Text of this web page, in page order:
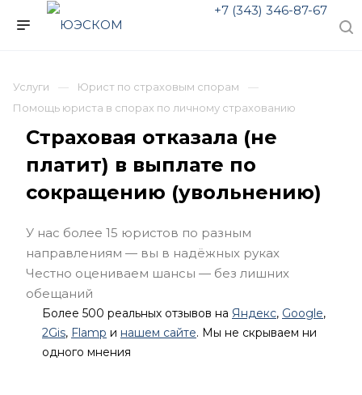
+7 (343) 346-87-67
Услуги
Юрист по страховым спорам
Помощь юриста в спорах по личному страхованию
Страховая отказала (не
платит) в выплате по
сокращению (увольнению)
У нас более 15 юристов по разным
направлениям — вы в надёжных руках
Честно оцениваем шансы — без лишних
обещаний
Более 500 реальных отзывов на Яндекс, Google,
2Gis, Flamp и нашем сайте. Мы не скрываем ни
одного мнения